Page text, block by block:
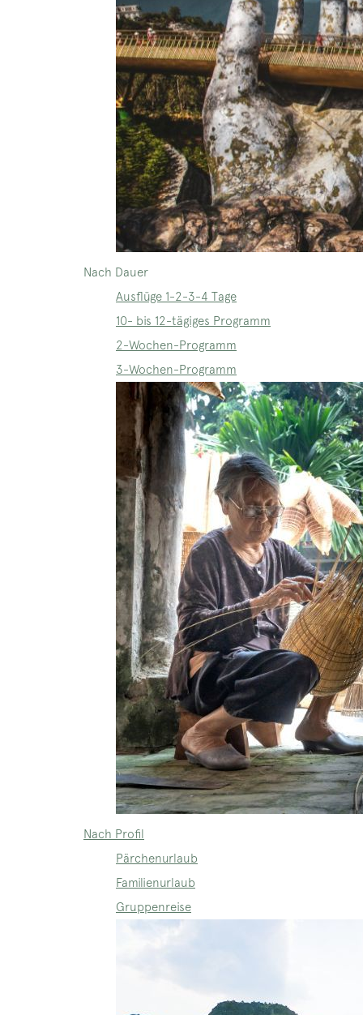
Nach Dauer
Ausflüge 1-2-3-4 Tage
10- bis 12-tägiges Programm
2-Wochen-Programm
3-Wochen-Programm
Nach Profil
Pärchenurlaub
Familienurlaub
Gruppenreise